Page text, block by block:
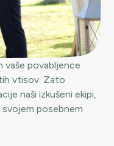
vaše povabljence
vtisov. Zato
naši izkušeni ekipi,
posebnem